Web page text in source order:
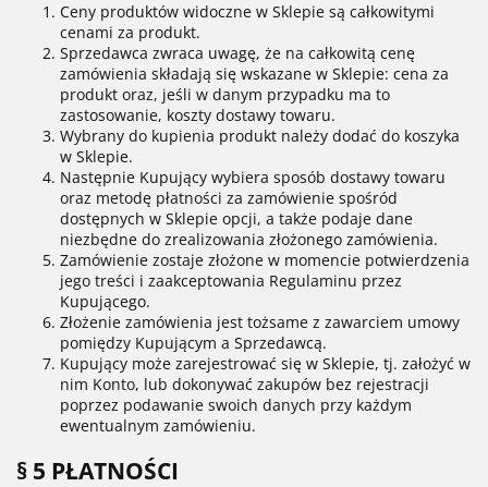
Ceny produktów widoczne w Sklepie są całkowitymi
cenami za produkt.
Sprzedawca zwraca uwagę, że na całkowitą cenę
zamówienia składają się wskazane w Sklepie: cena za
produkt oraz, jeśli w danym przypadku ma to
zastosowanie, koszty dostawy towaru.
Wybrany do kupienia produkt należy dodać do koszyka
w Sklepie.
Następnie Kupujący wybiera sposób dostawy towaru
oraz metodę płatności za zamówienie spośród
dostępnych w Sklepie opcji, a także podaje dane
niezbędne do zrealizowania złożonego zamówienia.
Zamówienie zostaje złożone w momencie potwierdzenia
jego treści i zaakceptowania Regulaminu przez
Kupującego.
Złożenie zamówienia jest tożsame z zawarciem umowy
pomiędzy Kupującym a Sprzedawcą.
Kupujący może zarejestrować się w Sklepie, tj. założyć w
nim Konto, lub dokonywać zakupów bez rejestracji
poprzez podawanie swoich danych przy każdym
ewentualnym zamówieniu.
§ 5 PŁATNOŚCI